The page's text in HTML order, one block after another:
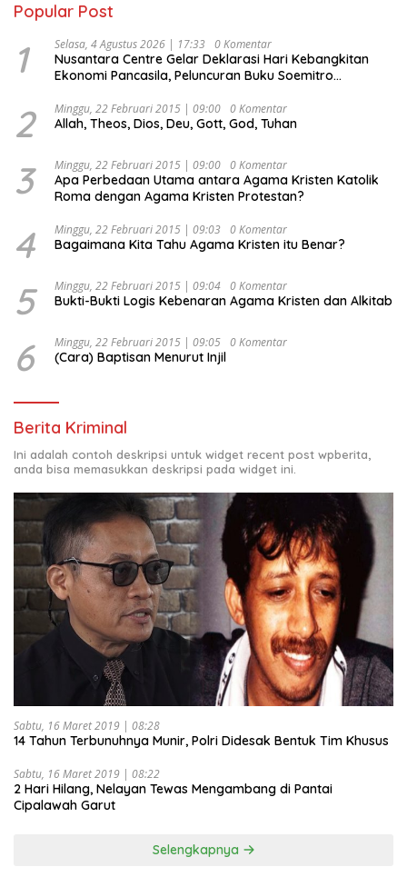
Popular Post
1 Selasa, 4 Agustus 2026 | 17:33 0 Komentar
Nusantara Centre Gelar Deklarasi Hari Kebangkitan
Ekonomi Pancasila, Peluncuran Buku Soemitro
Ekonomi Politik Indonesia) & Simposium Nasional
“Urgensi Undang-Undang Perekonomian Nasional dan
Indonesia Emas 2045”,
2 Minggu, 22 Februari 2015 | 09:00 0 Komentar
Allah, Theos, Dios, Deu, Gott, God, Tuhan
3 Minggu, 22 Februari 2015 | 09:00 0 Komentar
Apa Perbedaan Utama antara Agama Kristen Katolik
Roma dengan Agama Kristen Protestan?
4 Minggu, 22 Februari 2015 | 09:03 0 Komentar
Bagaimana Kita Tahu Agama Kristen itu Benar?
5 Minggu, 22 Februari 2015 | 09:04 0 Komentar
Bukti-Bukti Logis Kebenaran Agama Kristen dan Alkitab
6 Minggu, 22 Februari 2015 | 09:05 0 Komentar
(Cara) Baptisan Menurut Injil
Berita Kriminal
Ini adalah contoh deskripsi untuk widget recent post wpberita,
anda bisa memasukkan deskripsi pada widget ini.
Sabtu, 16 Maret 2019 | 08:28
14 Tahun Terbunuhnya Munir, Polri Didesak Bentuk Tim Khusus
Sabtu, 16 Maret 2019 | 08:22
2 Hari Hilang, Nelayan Tewas Mengambang di Pantai
Cipalawah Garut
Selengkapnya